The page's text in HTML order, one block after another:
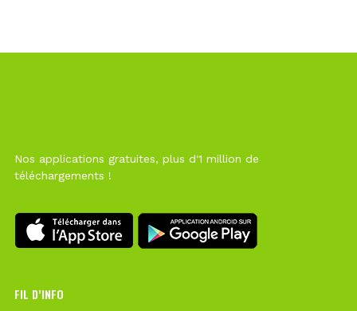
Nos applications gratuites, plus d'1 million de
téléchargements !
FIL D’INFO